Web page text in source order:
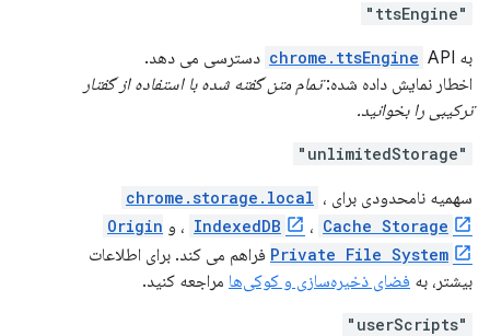
"ttsEngine"
به chrome.ttsEngine API دسترسی می دهد.
اخطار نمایش داده شده:تمام متن گفته شده با استفاده از گفتار
ترکیبی را بخوانید.
"unlimitedStorage"
سهمیه نامحدودی برای chrome.storage.local ،
IndexedDB ، Cache Storage ، و Origin
Private File System فراهم می کند. برای اطلاعات
بیشتر، به فضای ذخیره‌سازی و کوکی‌ها مراجعه کنید.
"userScripts"